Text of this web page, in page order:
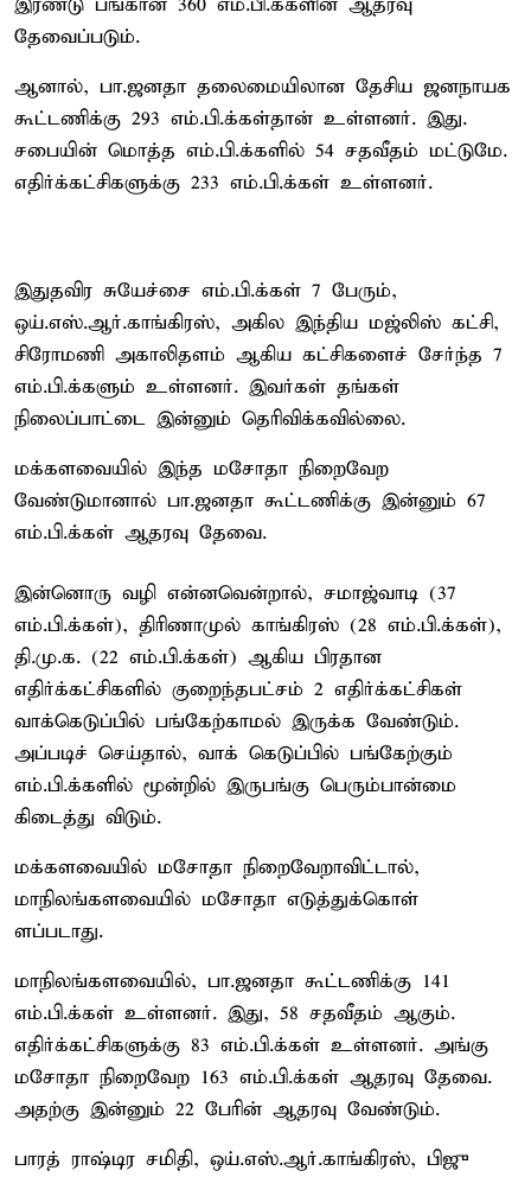
தேவைப்படும்.
ஆனால், பா.ஜனதா தலைமையிலான தேசிய ஜனநாயக
கூட்டணிக்கு 293 எம்.பி.க்கள்தான் உள்ளனர். இது.
சபையின் மொத்த எம்.பி.க்களில் 54 சதவீதம் மட்டுமே.
எதிர்க்கட்சிகளுக்கு 233 எம்.பி.க்கள் உள்ளனர்.
இதுதவிர சுயேச்சை எம்.பி.க்கள் 7 பேரும்,
ஒய்.எஸ்.ஆர்.காங்கிரஸ், அகில இந்திய மஜ்லிஸ் கட்சி,
சிரோமணி அகாலிதளம் ஆகிய கட்சிகளைச் சேர்ந்த 7
எம்.பி.க்களும் உள்ளனர். இவர்கள் தங்கள்
நிலைப்பாட்டை இன்னும் தெரிவிக்கவில்லை.
மக்களவையில் இந்த மசோதா நிறைவேற
வேண்டுமானால் பா.ஜனதா கூட்டணிக்கு இன்னும் 67
எம்.பி.க்கள் ஆதரவு தேவை.
இன்னொரு வழி என்னவென்றால், சமாஜ்வாடி (37
எம்.பி.க்கள்), திரிணாமுல் காங்கிரஸ் (28 எம்.பி.க்கள்),
தி.மு.க. (22 எம்.பி.க்கள்) ஆகிய பிரதான
எதிர்க்கட்சிகளில் குறைந்தபட்சம் 2 எதிர்க்கட்சிகள்
வாக்கெடுப்பில் பங்கேற்காமல் இருக்க வேண்டும்.
அப்படிச் செய்தால், வாக் கெடுப்பில் பங்கேற்கும்
எம்.பி.க்களில் மூன்றில் இருபங்கு பெரும்பான்மை
கிடைத்து விடும்.
மக்களவையில் மசோதா நிறைவேறாவிட்டால்,
மாநிலங்களவையில் மசோதா எடுத்துக்கொள்
ளப்படாது.
மாநிலங்களவையில், பா.ஜனதா கூட்டணிக்கு 141
எம்.பி.க்கள் உள்ளனர். இது, 58 சதவீதம் ஆகும்.
எதிர்க்கட்சிகளுக்கு 83 எம்.பி.க்கள் உள்ளனர். அங்கு
மசோதா நிறைவேற 163 எம்.பி.க்கள் ஆதரவு தேவை.
அதற்கு இன்னும் 22 பேரின் ஆதரவு வேண்டும்.
பாரத் ராஷ்டிர சமிதி, ஒய்.எஸ்.ஆர்.காங்கிரஸ், பிஜு